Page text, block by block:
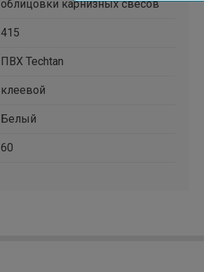
облицовки карнизных свесов
415
ПВХ Techtan
клеевой
Белый
60